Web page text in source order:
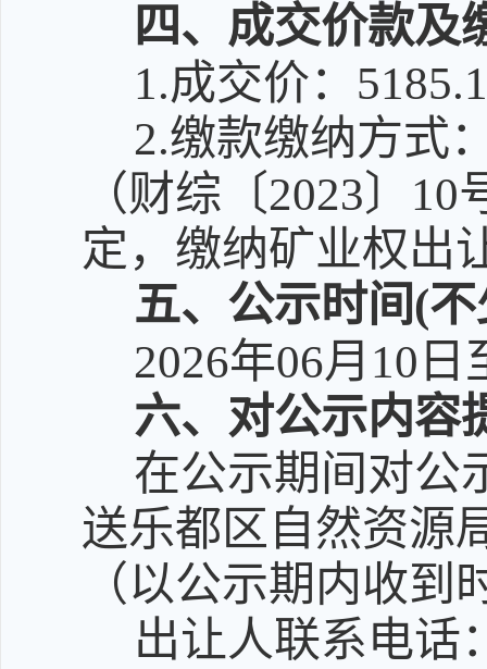
四、成交价款及
1.成交价：
2.缴款缴纳方式
（财综〔2023〕
定，缴纳矿业权出
五、公示时间(
2026年06月10日
六、对公示内容
在公示期间对公
送乐都区自然资源
（以公示期内收到
出让人联系电话